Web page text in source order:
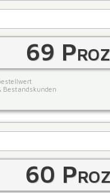
69
Bestandskunden
60